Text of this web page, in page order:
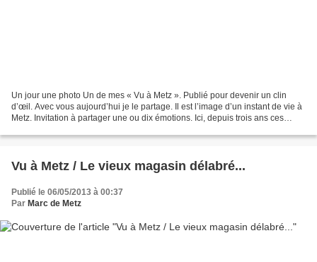
Un jour une photo Un de mes « Vu à Metz ». Publié pour devenir un clin
d’œil. Avec vous aujourd’hui je le partage. Il est l’image d’un instant de vie à
Metz. Invitation à partager une ou dix émotions. Ici, depuis trois ans ces
Vu à Metz / Le vieux magasin délabré...
Publié le 06/05/2013 à 00:37
Par Marc de Metz